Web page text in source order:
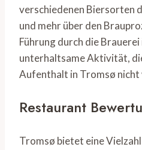
verschiedenen Biersorten
und mehr über den
Führung durch die
unterhaltsame Aktivität,
Aufenthalt in Tromsø nicht
Restaurant
Tromsø bietet eine